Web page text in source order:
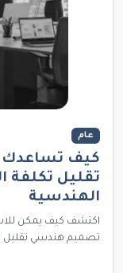
عام
كيف تساعدك
تقليل تكلفة
الهندسية
اكتشف كيف يمكن
تصميم هندسي تقليل